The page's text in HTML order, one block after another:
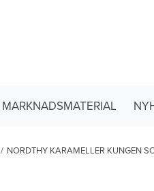
MARKNADSMATERIAL
/ NORDTHY KARAMELLER KUNGEN